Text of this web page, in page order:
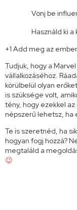
Vonj be
Használd ki
+1 Add meg az
Tudjuk, hogy a
vállalkozáséhoz.
körülbelül olyan
is szüksége volt,
tény, hogy ezekkel
népszerű lehetsz, ha
Te is szeretnéd, ha
hogyan fogj hozzá?
megtaláld a
😉